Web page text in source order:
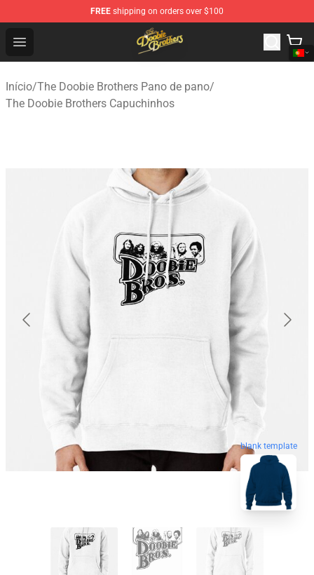
FREE shipping on orders over $100
Open menu
The Doobie Brothers Store - Official The Doobie
Início/The Doobie Brothers Pano de pano/
The Doobie Brothers Capuchinhos
blank template